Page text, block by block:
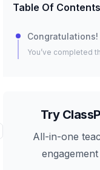
Table Of Contents
Congratulations!
You’ve completed
Try
All-in-one